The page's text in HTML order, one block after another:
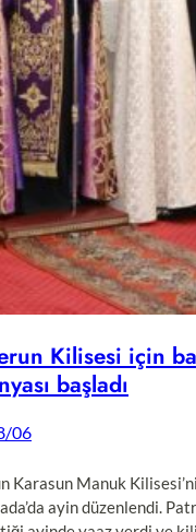
Kilisesi için
başladı
06
Karasun Manuk
ayin düzenlendi.